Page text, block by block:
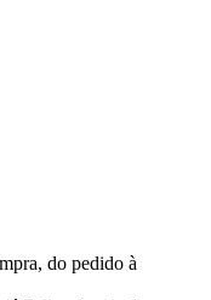
do pedido à